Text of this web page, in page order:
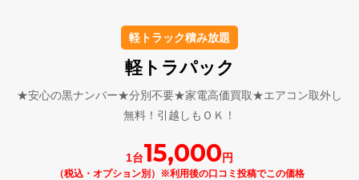
軽トラック積み放題
軽トラパック
★安心の黒ナンバー★分別不要★家電高価買取★エアコン取外し
無料！引越しもＯＫ！
1台15,000 円
（税込・オプション別）※利用後の口コミ投稿でこの価格